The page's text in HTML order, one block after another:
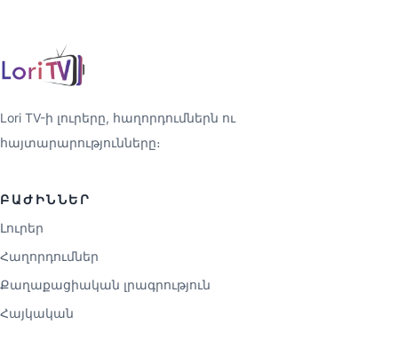
Lori TV-ի լուրերը, հաղորդումներն ու
հայտարարությունները։
ԲԱԺԻՆՆԵՐ
Լուրեր
Հաղորդումներ
Քաղաքացիական լրագրություն
Հայկական